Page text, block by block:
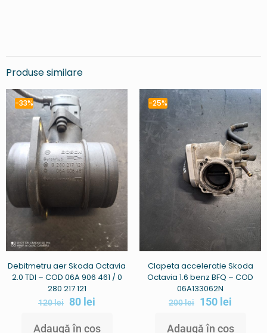
Produse similare
-33%
Debitmetru aer Skoda Octavia
2.0 TDI – COD 06A 906 461 / 0
280 217 121
120lei 80 lei
Adaugă în coș
-25%
Clapeta acceleratie Skoda
Octavia 1.6 benz BFQ – COD
06A133062N
200lei 150 lei
Adaugă în coș